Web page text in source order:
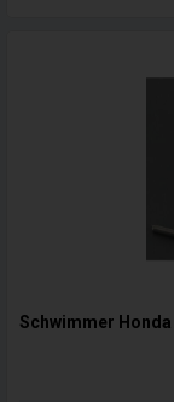
Schwimmer